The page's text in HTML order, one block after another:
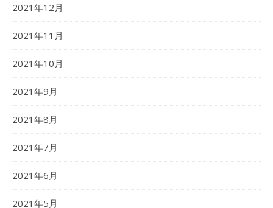
2021年12月
2021年11月
2021年10月
2021年9月
2021年8月
2021年7月
2021年6月
2021年5月